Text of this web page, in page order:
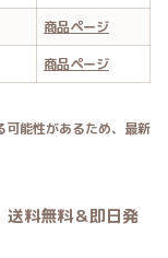
商品ページ
商品ページ
能性があるため、最新
送料無料＆即日発